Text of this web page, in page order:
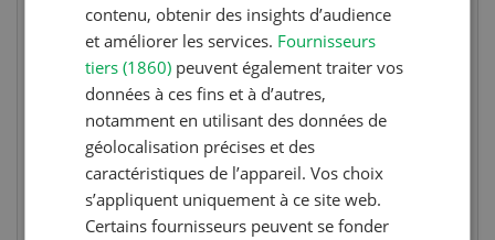
Championnat d’Europe de labour 2026 en
EN SAVOIR PLUS
contenu, obtenir des insights d’audience
et améliorer les services. Fournisseurs
tiers (1860) peuvent également traiter vos
données à ces fins et à d’autres,
notamment en utilisant des données de
géolocalisation précises et des
caractéristiques de l’appareil. Vos choix
s’appliquent uniquement à ce site web.
Certains fournisseurs peuvent se fonder